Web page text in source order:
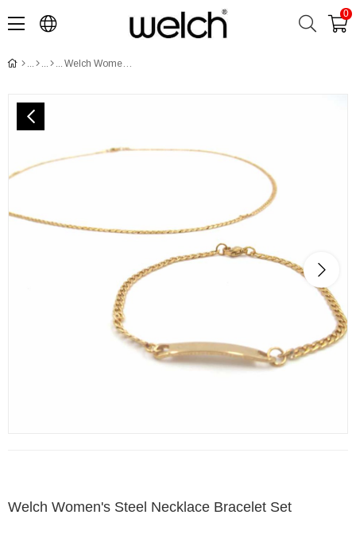
0
Welch Women's Steel Necklace Bracelet Set
Welch Women's Steel Necklace Bracelet Set